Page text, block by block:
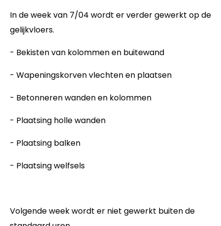
In de week van 7/04 wordt er verder gewerkt op de
gelijkvloers.
- Bekisten van kolommen en buitewand
- Wapeningskorven vlechten en plaatsen
- Betonneren wanden en kolommen
- Plaatsing holle wanden
- Plaatsing balken
- Plaatsing welfsels
Volgende week wordt er niet gewerkt buiten de